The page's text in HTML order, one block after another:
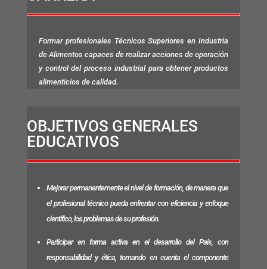
Formar profesionales Técnicos Superiores en Industria
de Alimentos capaces de realizar acciones de operación
y control del proceso industrial para obtener productos
alimenticios de calidad.
OBJETIVOS GENERALES
EDUCATIVOS
Mejorar permanentemente el nivel de formación, de manera que
el profesional técnico pueda enfrentar con eficiencia y enfoque
científico, los problemas de su profesión.
Participar en forma activa en el desarrollo del País, con
responsabilidad y ética, tomando en cuenta el componente